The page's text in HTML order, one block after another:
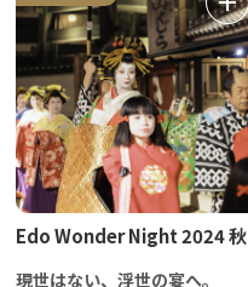
Edo Wonder Night 2024 秋
現世はない、浮世の宴へ。